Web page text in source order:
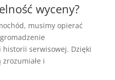
wyceny?
musimy opierać
serwisowej. Dzięki
i